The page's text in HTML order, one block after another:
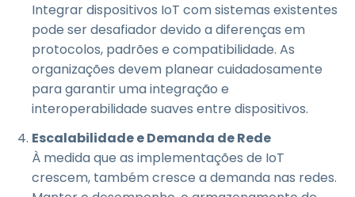
Integrar dispositivos IoT com sistemas existentes
pode ser desafiador devido a diferenças em
protocolos, padrões e compatibilidade. As
organizações devem planear cuidadosamente
para garantir uma integração e
interoperabilidade suaves entre dispositivos.
Escalabilidade e Demanda de Rede
À medida que as implementações de IoT
crescem, também cresce a demanda nas redes.